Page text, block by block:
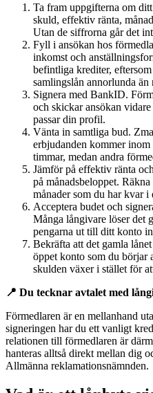
Ta fram uppgifterna om
skuld, effektiv ränta,
Utan de siffrorna går det
Fyll i ansökan hos
inkomst och
befintliga krediter,
samlingslån annorlunda än
Signera med BankID.
och skickar ansökan
passar din profil.
Vänta in samtliga bud.
erbjudanden kommer
timmar, medan andra
Jämför på effektiv ränta
på månadsbeloppet.
månader som du har kvar i
Acceptera budet och
Många långivare löser det
pengarna ut till ditt konto
Bekräfta att det gamla
öppet konto som du börjar
skulden växer i stället för
📍 Du tecknar avtalet med
Förmedlaren är en mellanhand
signeringen har du ett vanligt
relationen till förmedlaren är
hanteras alltså direkt mellan dig
Allmänna reklamationsnämnden.